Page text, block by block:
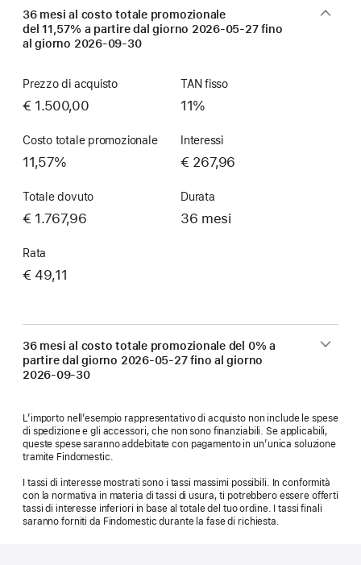
36 mesi al costo totale promozionale
del 11,57% a partire dal giorno 2026-05-27fino
al giorno 2026-09-30
Prezzo di acquisto
€ 1.500,00
TAN fisso
11%
Costo totale promozionale
11,57%
Interessi
€ 267,96
Totale dovuto
€ 1.767,96
Durata
36 mesi
Rata
€ 49,11
36 mesi al costo totale promozionale del 0% a
partire dal giorno 2026-05-27fino al giorno
2026-09-30
L’importo nell’esempio rappresentativo di acquisto non include le spese
di spedizione e gli accessori, che non sono finanziabili. Se applicabili,
queste spese saranno addebitate con pagamento in un’unica soluzione
tramite Findomestic.
I tassi di interesse mostrati sono i tassi massimi possibili. In conformità
con la normativa in materia di tassi di usura, ti potrebbero essere offerti
tassi di interesse inferiori in base al totale del tuo ordine. I tassi finali
saranno forniti da Findomestic durante la fase di richiesta.